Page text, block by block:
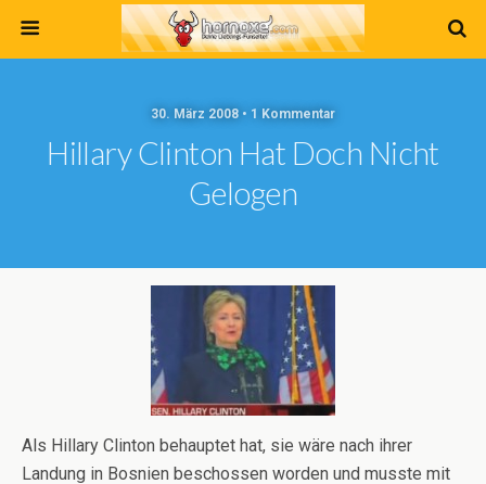
30. März 2008 • 1 Kommentar
Hillary Clinton Hat Doch Nicht
Gelogen
Als Hillary Clinton behauptet hat, sie wäre nach ihrer
Landung in Bosnien beschossen worden und musste mit